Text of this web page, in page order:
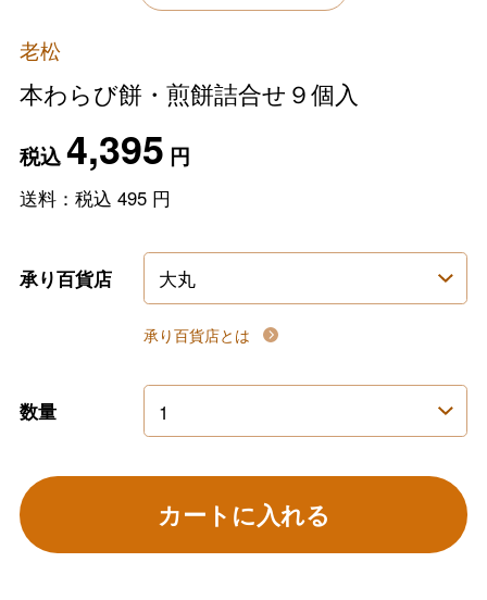
老松
本わらび餅・煎餅詰合せ９個入
税込4,395 円
送料：税込 495円
承り百貨店
承り百貨店とは
数量
カートに入れる